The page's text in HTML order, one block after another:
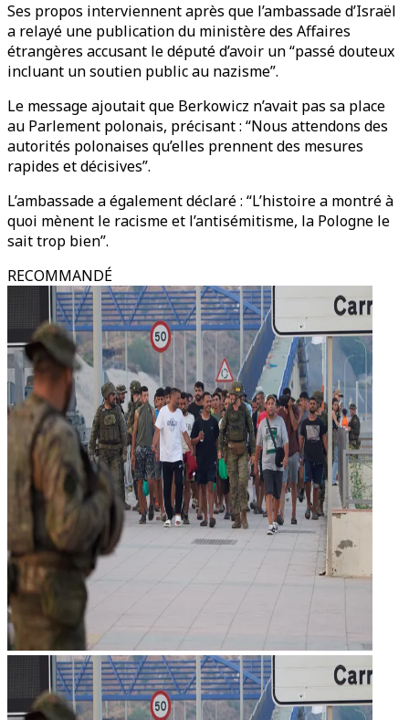
Ses propos interviennent après que l’ambassade d’Israël
a relayé une publication du ministère des Affaires
étrangères accusant le député d’avoir un “passé douteux
incluant un soutien public au nazisme”.
Le message ajoutait que Berkowicz n’avait pas sa place
au Parlement polonais, précisant : “Nous attendons des
autorités polonaises qu’elles prennent des mesures
rapides et décisives”.
L’ambassade a également déclaré : “L’histoire a montré à
quoi mènent le racisme et l’antisémitisme, la Pologne le
sait trop bien”.
RECOMMANDÉ